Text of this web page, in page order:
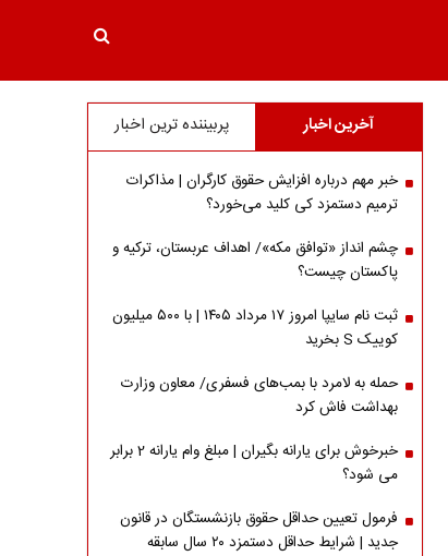
آخرین اخبار پربیننده ترین اخبار
خبر مهم درباره افزایش حقوق کارگران | مذاکرات
ترمیم دستمزد کی کلید می‌خورد؟
چشم انداز «توافق مکه»/ اهداف عربستان، ترکیه و
پاکستان چیست؟
ثبت نام سایپا امروز ۱۷ مرداد ۱۴۰۵ | با ۵۰۰ میلیون
کوییک S بخرید
حمله به لامرد با بمب‌های فسفری/ معاون وزارت
بهداشت فاش کرد
خبرخوش برای یارانه بگیران | مبلغ وام یارانه 2 برابر
می شود؟
فرمول تعیین حداقل حقوق بازنشستگان در قانون
جدید | شرایط حداقل دستمزد ۲۰ سال سابقه